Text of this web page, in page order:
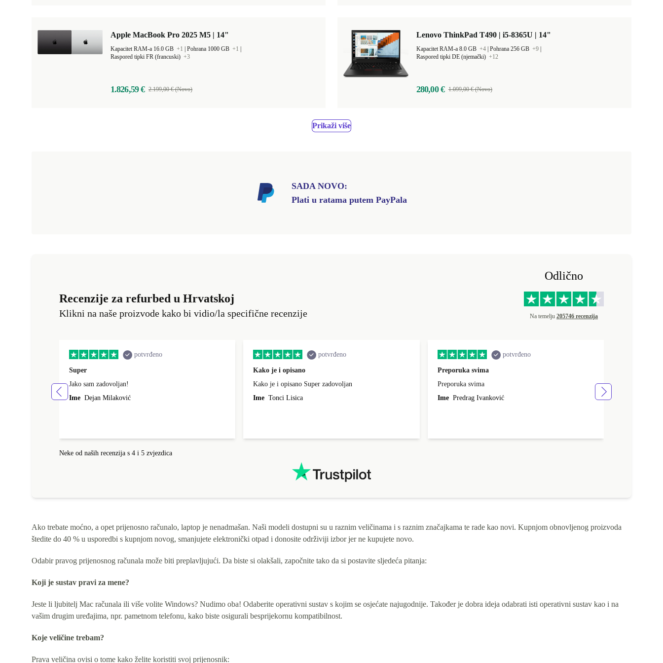
Apple MacBook Pro 2025 M5 | 14"
Kapacitet RAM-a 16.0 GB +1 Pohrana 1000 GB +1
Raspored tipki FR (francuski) +3
1.826,59 € 2.199,00 € (Novo)
Lenovo ThinkPad T490 | i5-8365U | 14"
Kapacitet RAM-a 8.0 GB +4 Pohrana 256 GB +9
Raspored tipki DE (njemački) +12
280,00 € 1.099,00 € (Novo)
Prikaži više
SADA NOVO:
Plati u ratama putem PayPala
Recenzije za refurbed u Hrvatskoj
Klikni na naše proizvode kako bi vidio/la specifične recenzije
Odlično
Na temelju 205746 recenzija
potvrđeno
Super
Jako sam zadovoljan!
Ime Dejan Milaković
potvrđeno
Kako je i opisano
Kako je i opisano Super zadovoljan
Ime Tonci Lisica
potvrđeno
Preporuka svima
Preporuka svima
Ime Predrag Ivanković
Neke od naših recenzija s 4 i 5 zvjezdica
Ako trebate moćno, a opet prijenosno računalo, laptop je nenadmašan. Naši modeli dostupni su u raznim veličinama i s raznim značajkama te rade kao novi. Kupnjom obnovljenog proizvoda
štedite do 40 % u usporedbi s kupnjom novog, smanjujete elektronički otpad i donosite održiviji izbor jer ne kupujete novo.
Odabir pravog prijenosnog računala može biti preplavljujući. Da biste si olakšali, započnite tako da si postavite sljedeća pitanja:
Koji je sustav pravi za mene?
Jeste li ljubitelj Mac računala ili više volite Windows? Nudimo oba! Odaberite operativni sustav s kojim se osjećate najugodnije. Također je dobra ideja odabrati isti operativni sustav kao i na
vašim drugim uređajima, npr. pametnom telefonu, kako biste osigurali besprijekornu kompatibilnost.
Koje veličine trebam?
Prava veličina ovisi o tome kako želite koristiti svoj prijenosnik: